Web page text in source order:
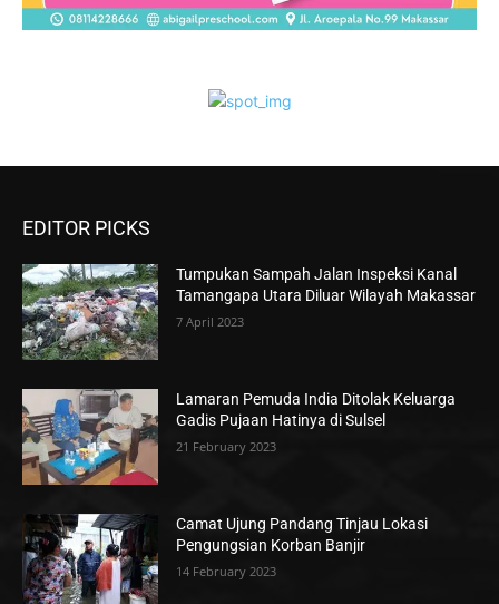
EDITOR PICKS
Tumpukan Sampah Jalan Inspeksi Kanal
Tamangapa Utara Diluar Wilayah Makassar
7 April 2023
Lamaran Pemuda India Ditolak Keluarga
Gadis Pujaan Hatinya di Sulsel
21 February 2023
Camat Ujung Pandang Tinjau Lokasi
Pengungsian Korban Banjir
14 February 2023